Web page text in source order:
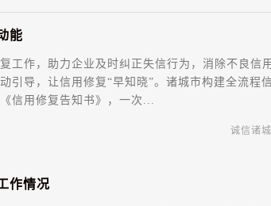
能
工作，助力企业及时纠正失信行为，消除不良信
导，让信用修复“早知晓”。诸城市构建全流程
信用修复告知书》，一次...
诚信诸城
作情况